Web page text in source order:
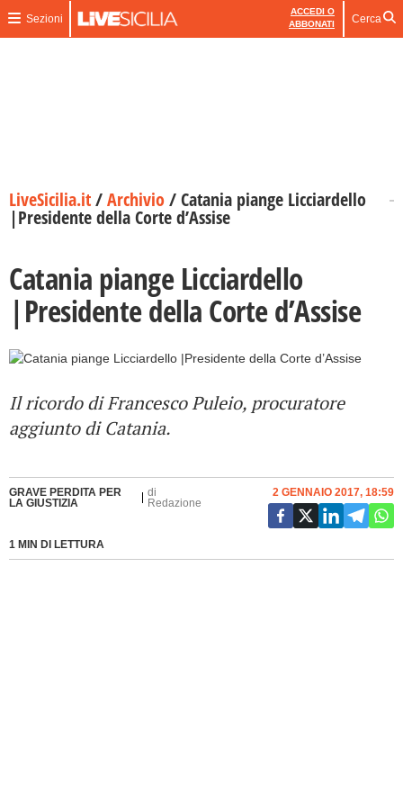
Sezioni
ACCEDI O
ABBONATI
Cerca
LiveSicilia.it/Archivio/Catania piange Licciardello
|Presidente della Corte d’Assise
Catania piange Licciardello
|Presidente della Corte d’Assise
Il ricordo di Francesco Puleio, procuratore
aggiunto di Catania.
GRAVE PERDITA PER
LA GIUSTIZIA
di
Redazione
1 MIN DI LETTURA
2 GENNAIO 2017, 18:59